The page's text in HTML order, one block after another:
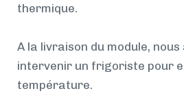
thermique.
A la livraison du module,
intervenir un frigoriste pour
température.